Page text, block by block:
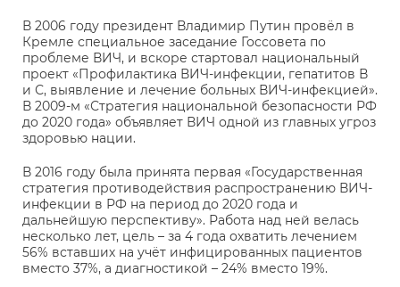
В 2006 году президент Владимир Путин провёл в
Кремле специальное заседание Госсовета по
проблеме ВИЧ, и вскоре стартовал национальный
проект «Профилактика ВИЧ-инфекции, гепатитов В
и С, выявление и лечение больных ВИЧ-инфекцией».
В 2009-м «Стратегия национальной безопасности РФ
до 2020 года» объявляет ВИЧ одной из главных угроз
здоровью нации.
В 2016 году была принята первая «Государственная
стратегия противодействия распространению ВИЧ-
инфекции в РФ на период до 2020 года и
дальнейшую перспективу». Работа над ней велась
несколько лет, цель – за 4 года охватить лечением
56% вставших на учёт инфицированных пациентов
вместо 37%, а диагностикой – 24% вместо 19%.